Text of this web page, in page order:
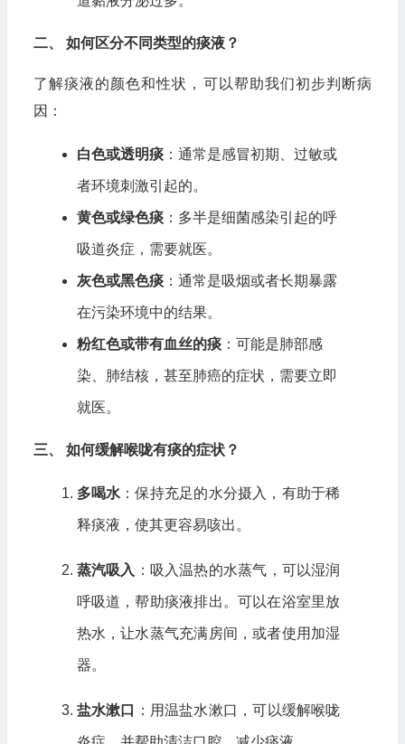
二、 如何区分不同类型的痰液？
了解痰液的颜色和性状，可以帮助我们初步判断病
因：
白色或透明痰：通常是感冒初期、过敏或
者环境刺激引起的。
黄色或绿色痰：多半是细菌感染引起的呼
吸道炎症，需要就医。
灰色或黑色痰：通常是吸烟或者长期暴露
在污染环境中的结果。
粉红色或带有血丝的痰：可能是肺部感
染、肺结核，甚至肺癌的症状，需要立即
就医。
三、 如何缓解喉咙有痰的症状？
多喝水 ：保持充足的水分摄入，有助于稀
释痰液，使其更容易咳出。
蒸汽吸入 ：吸入温热的水蒸气，可以湿润
呼吸道，帮助痰液排出。可以在浴室里放
热水，让水蒸气充满房间，或者使用加湿
器。
盐水漱口 ：用温盐水漱口，可以缓解喉咙